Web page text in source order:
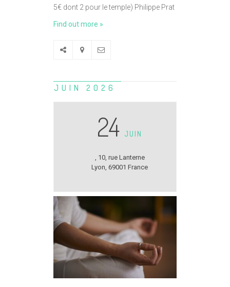
5€ dont 2 pour le temple) Philippe Prat
Find out more »
JUIN 2026
24 JUIN
, 10, rue Lanterne
Lyon, 69001 France